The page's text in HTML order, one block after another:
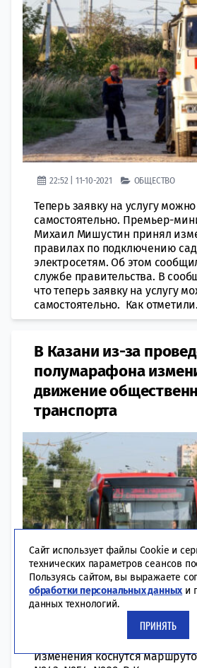
22:52 | 11-10-2021 ОБЩЕСТВО
Теперь заявку на услугу
самостоятельно. Премьер-
Михаил Мишустин принял
правилах по подключению
электросетям. Об этом
службе правительства. В
что теперь заявку на услугу
самостоятельно. Как
В Казани из-за
полумарафона
движение
транспорта
ОБЩЕСТВО
Изменения коснутся
Сайт использует файлы Cookie и
технических параметров сеансов
Пользуясь сайтом, вы выражаете
обработки персональных данных и
данных технологий.
ПРИНЯТЬ